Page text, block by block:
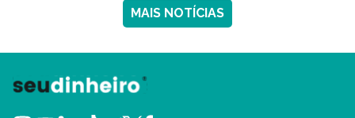
MAIS NOTÍCIAS